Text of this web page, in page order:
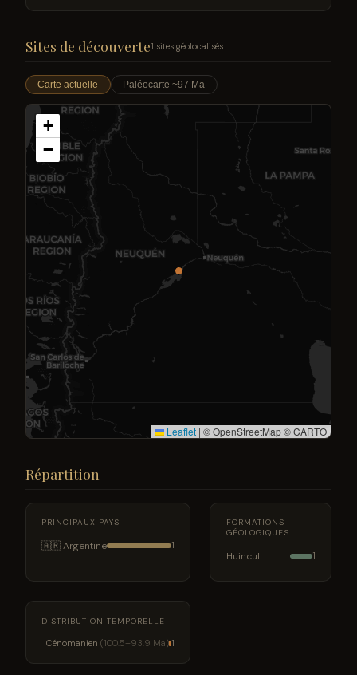
Sites de découverte1 sites géolocalisés
Carte actuelle Paléocarte ~97 Ma
+
−
Leaflet | © OpenStreetMap © CARTO
Répartition
PRINCIPAUX PAYS
🇦🇷 Argentine 1
FORMATIONS
GÉOLOGIQUES
Huincul 1
DISTRIBUTION TEMPORELLE
Cénomanien (100.5–93.9 Ma) 1